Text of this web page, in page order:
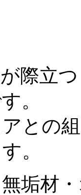
際立
。
との
。
垢材